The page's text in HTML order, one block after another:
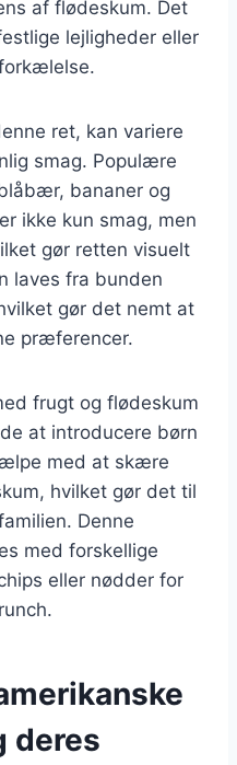
af flødeskum. Det
lejligheder eller
ret, kan variere
smag. Populære
bananer og
ikke kun smag, men
gør retten visuelt
laves fra bunden
gør det nemt at
præferencer.
frugt og flødeskum
at introducere børn
med at skære
hvilket gør det til
Denne
med forskellige
eller nødder for
deres